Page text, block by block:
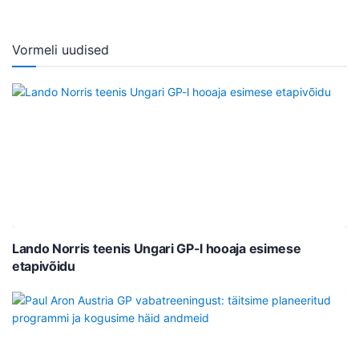
Vormeli uudised
Lando Norris teenis Ungari GP-l hooaja esimese
etapivõidu